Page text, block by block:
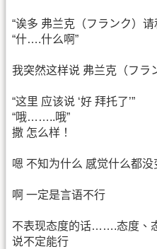
“诶多 弗兰克（フランク）
“什….什么啊”
我突然这样说 弗兰克（フラ
“这里 应该说 ‘好 拜托了’”
“哦……..哦”
撒 怎么样！
嗯 不知为什么 感觉什么都没
啊 一定是言语不行
不表现态度的话…….态度、
说不定能行